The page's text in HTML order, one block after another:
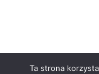
Ta strona